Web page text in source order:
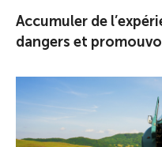
Accumuler de
dangers et